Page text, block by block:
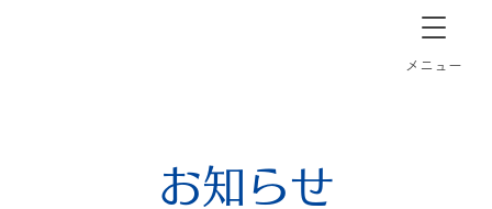
​メニュー
お知らせ